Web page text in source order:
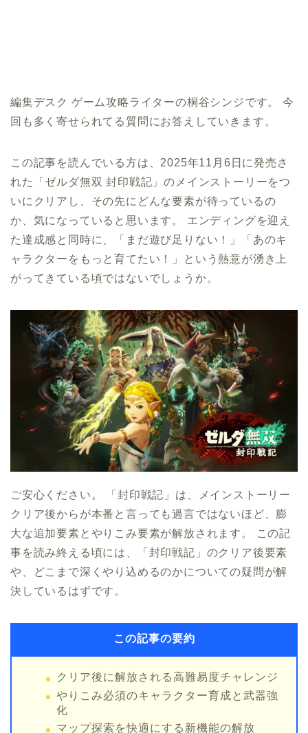
編集デスク ゲーム攻略ライターの桐谷シンジです。 今
回も多く寄せられてる質問にお答えしていきます。
この記事を読んでいる方は、2025年11月6日に発売さ
れた「ゼルダ無双 封印戦記」のメインストーリーをつ
いにクリアし、その先にどんな要素が待っているの
か、気になっていると思います。 エンディングを迎え
た達成感と同時に、「まだ遊び足りない！」「あのキ
ャラクターをもっと育てたい！」という熱意が湧き上
がってきている頃ではないでしょうか。
ご安心ください。 「封印戦記」は、メインストーリー
クリア後からが本番と言っても過言ではないほど、膨
大な追加要素とやりこみ要素が解放されます。 この記
事を読み終える頃には、「封印戦記」のクリア後要素
や、どこまで深くやり込めるのかについての疑問が解
決しているはずです。
この記事の要約
クリア後に解放される高難易度チャレンジ
やりこみ必須のキャラクター育成と武器強
化
マップ探索を快適にする新機能の解放